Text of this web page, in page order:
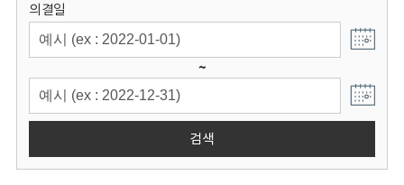
의결일
~
검색